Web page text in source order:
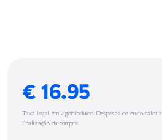
€ 16.95
Taxa legal em vigor incluído. Despesas de envio
finalização da compra.